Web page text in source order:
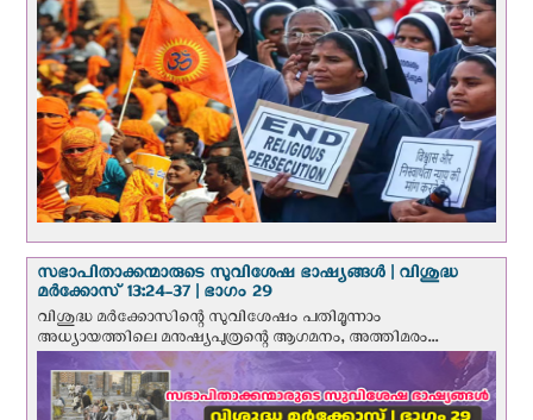
സഭാപിതാക്കന്മാരുടെ സുവിശേഷ ഭാഷ്യങ്ങള്‍ | വിശുദ്ധ
മര്‍ക്കോസ് 13:24-37 | ഭാഗം 29
വിശുദ്ധ മര്‍ക്കോസിന്റെ സുവിശേഷം പതിമൂന്നാം
അധ്യായത്തിലെ മനുഷ്യപുത്രന്റെ ആഗമനം, അത്തിമരം...